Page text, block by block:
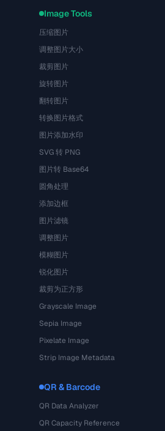
Image Tools
压缩图片
调整图片大小
裁剪图片
旋转图片
翻转图片
转换图片格式
图片添加水印
SVG 转 PNG
图片转 Base64
圆角处理
添加边框
图片滤镜
调整图片
模糊图片
锐化图片
裁剪为正方形
Grayscale Image
Sepia Image
Pixelate Image
Strip Image Metadata
QR & Barcode
QR Data Analyzer
QR Capacity Reference